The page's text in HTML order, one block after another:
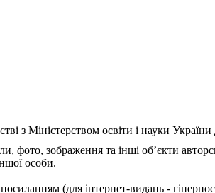
з Міністерством освіти і науки
фото, зображення та інші об’єкти
особи.
(для інтернет-видань -